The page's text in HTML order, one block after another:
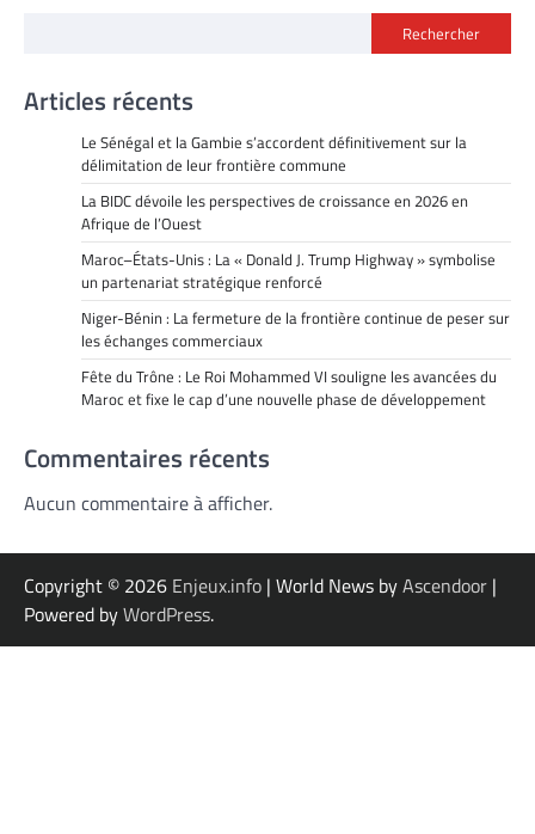
Rechercher
Articles récents
Le Sénégal et la Gambie s’accordent définitivement sur la
délimitation de leur frontière commune
La BIDC dévoile les perspectives de croissance en 2026 en
Afrique de l’Ouest
Maroc–États-Unis : La « Donald J. Trump Highway » symbolise
un partenariat stratégique renforcé
Niger-Bénin : La fermeture de la frontière continue de peser sur
les échanges commerciaux
Fête du Trône : Le Roi Mohammed VI souligne les avancées du
Maroc et fixe le cap d’une nouvelle phase de développement
Commentaires récents
Aucun commentaire à afficher.
Copyright © 2026 Enjeux.info | World News byAscendoor |
Powered byWordPress.